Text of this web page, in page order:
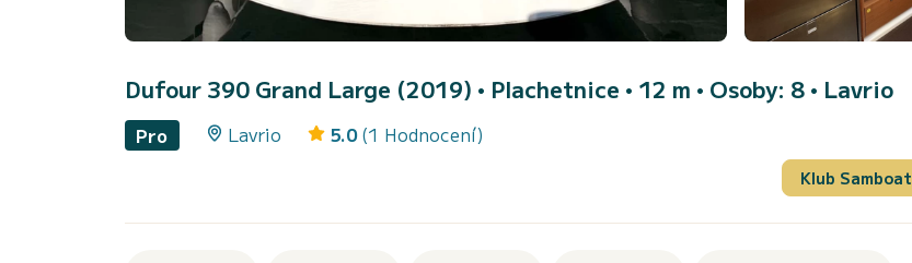
Dufour 390 Grand Large (2019) • Plachetnice • 12 m • Osoby: 8 • Lavrio
Pro Lavrio 5.0 (1 Hodnocení)
Klub Samboat